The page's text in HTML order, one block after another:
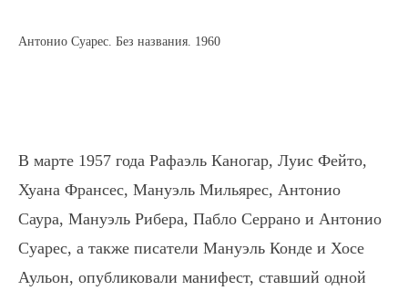
Антонио Суарес. Без названия. 1960
В марте 1957 года Рафаэль Каногар, Луис Фейто,
Хуана Франсес, Мануэль Мильярес, Антонио
Саура, Мануэль Рибера, Пабло Серрано и Антонио
Суарес, а также писатели Мануэль Конде и Хосе
Аульон, опубликовали манифест, ставший одной